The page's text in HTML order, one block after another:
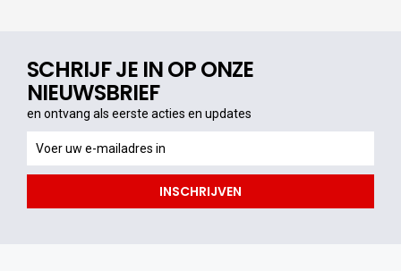
SCHRIJF JE IN OP ONZE
NIEUWSBRIEF
en ontvang als eerste acties en updates
ontvang
als
acties
INSCHRIJVEN